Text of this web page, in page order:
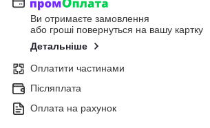
Ви отримаєте замовлення
або гроші повернуться на вашу картку
Детальніше
Оплатити частинами
Післяплата
Оплата на рахунок